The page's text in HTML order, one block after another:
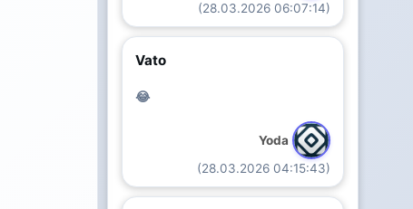
(28.03.2026 06:07:14)
Vato
😂
Yoda
(28.03.2026 04:15:43)